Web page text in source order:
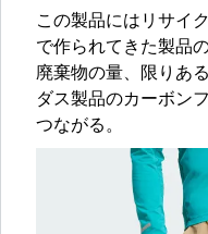
この製品にはリサイ
で作られてきた製品
廃棄物の量、限りあ
ダス製品のカーボン
つながる。